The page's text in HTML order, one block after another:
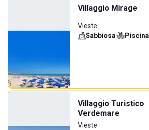
Villaggio Mirage
Vieste
Sabbiosa· Piscina
Villaggio Turistico
Verdemare
Vieste